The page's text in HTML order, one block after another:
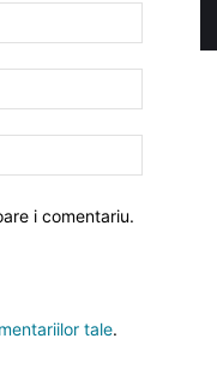
i comentariu.
tale.